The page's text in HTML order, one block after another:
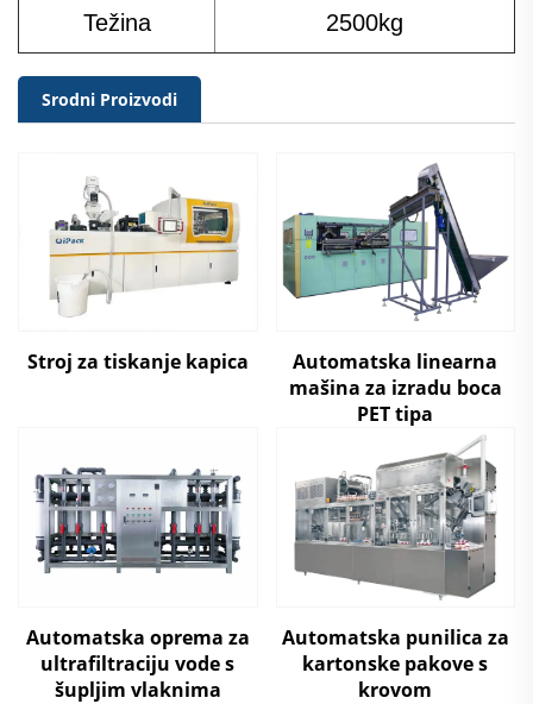
Težina 2500kg
Srodni Proizvodi
Stroj za tiskanje kapica
Automatska linearna
mašina za izradu boca
PET tipa
Automatska oprema za
ultrafiltraciju vode s
šupljim vlaknima
Automatska punilica za
kartonske pakove s
krovom